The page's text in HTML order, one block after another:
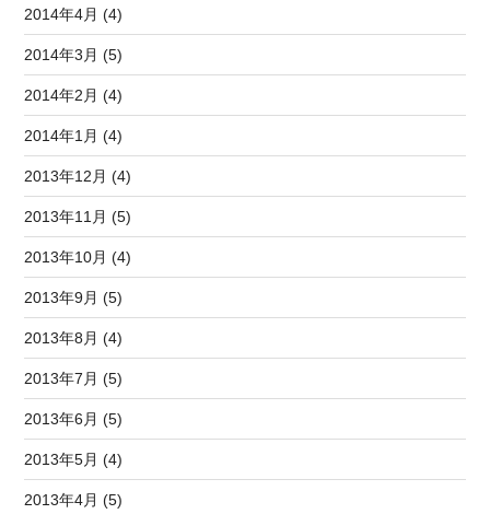
2014年4月 (4)
2014年3月 (5)
2014年2月 (4)
2014年1月 (4)
2013年12月 (4)
2013年11月 (5)
2013年10月 (4)
2013年9月 (5)
2013年8月 (4)
2013年7月 (5)
2013年6月 (5)
2013年5月 (4)
2013年4月 (5)